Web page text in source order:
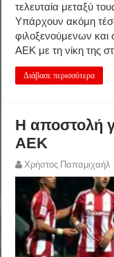
τελευταία μεταξύ
Υπάρχουν ακόμη
φιλοξενούμενων και
ΑΕΚ με τη νίκη της
Διάβασε περισσότερα
Η αποστολή
ΑΕΚ
Χρήστος Παπαμιχαήλ